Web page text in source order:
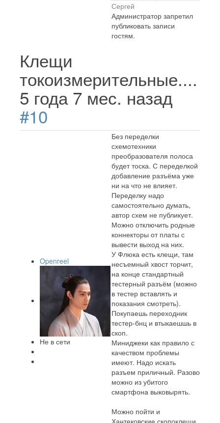
Сергей
Администратор запретил
публиковать записи
гостям.
Клещи
токоизмерительные....
5 года 7 мес. назад
#10
Openreel
Не в сети
Без переделки
схемотехники
преобразователя полоса
будет тоска. С переделкой
добавление разъёма уже
ни на что не влияет.
Переделку надо
самостоятельно думать,
автор схем не публикует.
Можно отключить родные
коннекторы от платы с
вывести выход на них.
У Флюка есть клещи, там
несъемный хвост торчит,
на конце стандартный
тестерный разъём (можно
в тестер вставлять и
показания смотреть).
Покупаешь переходник
тестер-бнц и втыкаешшь в
скоп.
Миниджеки как правило с
качеством проблемы
имеют. Надо искать
разъем приличный. Разово
можно из убитого
смартфона выковырять.
Можно пойти и
Хантековские скопоклещи